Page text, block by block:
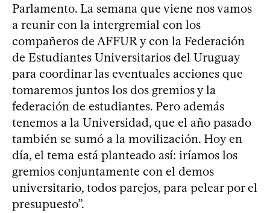
Parlamento. La semana que viene nos vamos
a reunir con la intergremial con los
compañeros de AFFUR y con la Federación
de Estudiantes Universitarios del Uruguay
para coordinar las eventuales acciones que
tomaremos juntos los dos gremios y la
federación de estudiantes. Pero además
tenemos a la Universidad, que el año pasado
también se sumó a la movilización. Hoy en
día, el tema está planteado así: iríamos los
gremios conjuntamente con el demos
universitario, todos parejos, para pelear por el
presupuesto”.